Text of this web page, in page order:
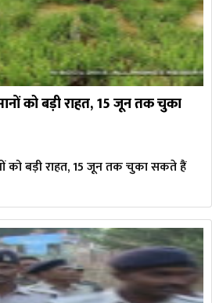
को बड़ी राहत, 15 जून तक चुका
को बड़ी राहत, 15 जून तक चुका सकते हैं